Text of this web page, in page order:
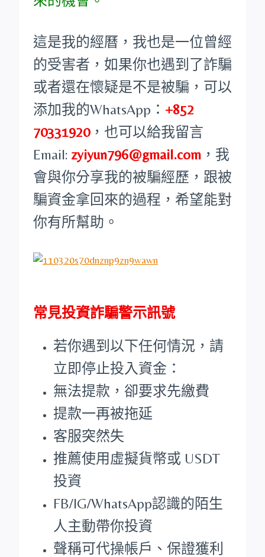
這是我的經曆，我也是一位曾經
的受害者，如果你也遇到了詐騙
或者還在懷疑是不是被騙，可以
添加我的WhatsApp： +852
70331920，也可以給我留言
Email: zyiyun796@gmail.com ，我
會與你分享我的被騙經歷，跟被
騙資金拿回來的過程，希望能對
你有所幫助。
常見投資詐騙警示訊號
若你遇到以下任何情況，請
立即停止投入資金：
無法提款，卻要求先繳費
提款一再被拖延
客服突然失
推薦使用虛擬貨幣或 USDT
投資
FB/IG/WhatsApp認識的陌生
人主動帶你投資
聲稱可代操帳戶、保證獲利